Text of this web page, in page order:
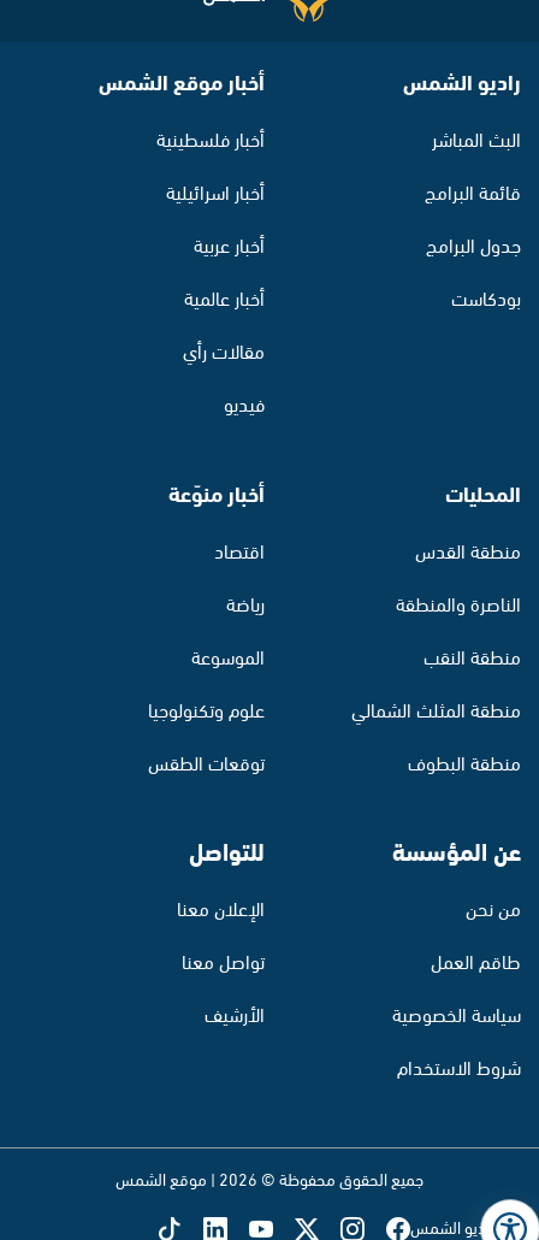
راديو الشمس
البث المباشر
قائمة البرامج
جدول البرامج
بودكاست
أخبار موقع الشمس
أخبار فلسطينية
أخبار اسرائيلية
أخبار عربية
أخبار عالمية
مقالات رأي
فيديو
المحليات
منطقة القدس
الناصرة والمنطقة
منطقة النقب
منطقة المثلث الشمالي
منطقة البطوف
أخبار منوّعة
اقتصاد
رياضة
الموسوعة
علوم وتكنولوجيا
توقعات الطقس
عن المؤسسة
من نحن
طاقم العمل
سياسة الخصوصية
شروط الاستخدام
للتواصل
الإعلان معنا
تواصل معنا
الأرشيف
جميع الحقوق محفوظة © 2026 | موقع الشمس
تابع راديو الشمس